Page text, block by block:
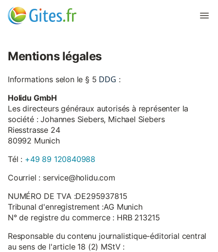
Mentions légales
Informations selon le § 5 DDG :
Holidu GmbH
Les directeurs généraux autorisés à représenter la
société : Johannes Siebers, Michael Siebers
Riesstrasse 24
80992 Munich
Tél : +49 89 120840988
Courriel : service@holidu.com
NUMÉRO DE TVA :DE295937815
Tribunal d'enregistrement :AG Munich
N° de registre du commerce : HRB 213215
Responsable du contenu journalistique-éditorial central
au sens de l'article 18 (2) MStV :